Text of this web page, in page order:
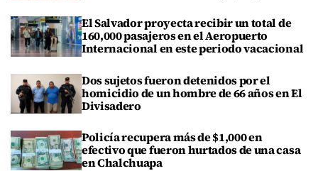
El Salvador proyecta recibir un total de
160,000 pasajeros en el Aeropuerto
Internacional en este periodo vacacional
Dos sujetos fueron detenidos por el
homicidio de un hombre de 66 años en El
Divisadero
Policía recupera más de $1,000 en
efectivo que fueron hurtados de una casa
en Chalchuapa